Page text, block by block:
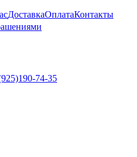
ДоставкаОплатаКонтакты
74-35